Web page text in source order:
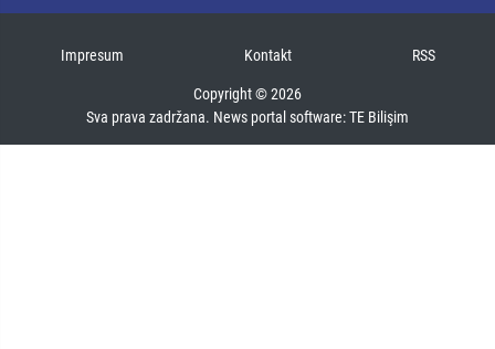
Impresum Kontakt RSS
Copyright © 2026
Sva prava zadržana. News portal software:TE Bilişim